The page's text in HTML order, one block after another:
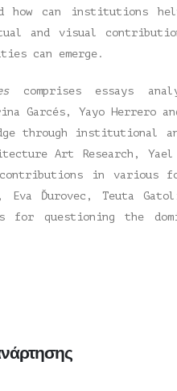
how can institutions
and visual
can emerge.
comprises essays
Garcés, Yayo Herrero
through institutional
Art Research,
in various
Eva Ďurovec, Teuta
for questioning the